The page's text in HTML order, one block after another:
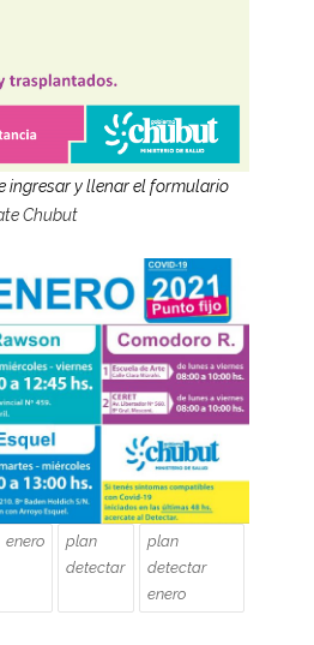
ingresar y llenar el formulario
Chubut
enero
plan
detectar
plan
detectar
enero